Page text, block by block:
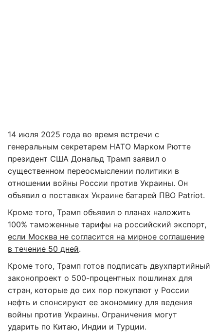
14 июля 2025 года во время встречи с
генеральным секретарем НАТО Марком Рютте
президент США Дональд Трамп заявил о
существенном переосмыслении политики в
отношении войны России против Украины. Он
объявил о поставках Украине батарей ПВО Patriot.
Кроме того, Трамп объявил о планах наложить
100% таможенные тарифы на российский экспорт,
если Москва не согласится на мирное соглашение
в течение 50 дней.
Кроме того, Трамп готов подписать двухпартийный
законопроект о 500-процентных пошлинах для
стран, которые до сих пор покупают у России
нефть и спонсируют ее экономику для ведения
войны против Украины. Ограничения могут
ударить по Китаю, Индии и Турции.